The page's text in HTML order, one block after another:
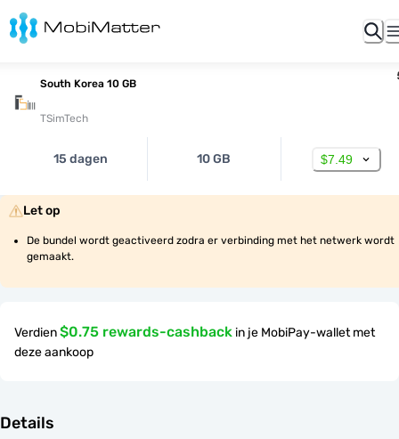
South Korea 10 GB
TSimTech
15 dagen 10 GB $7.49
Let op
De bundel wordt geactiveerd zodra er verbinding met het netwerk wordt
gemaakt.
Verdien$0.75 rewards-cashback in je MobiPay-wallet met
deze aankoop
Details